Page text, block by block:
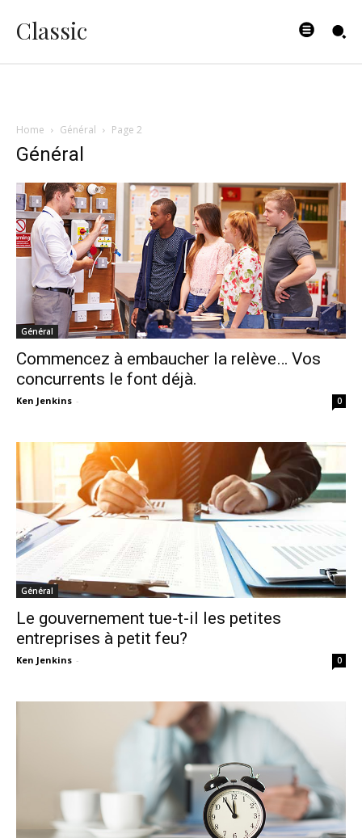
Classic
Home Général Page 2
Général
Général
Commencez à embaucher la relève… Vos
concurrents le font déjà.
Ken Jenkins - 0
Général
Le gouvernement tue-t-il les petites
entreprises à petit feu?
Ken Jenkins - 0